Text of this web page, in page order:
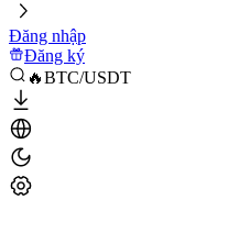
Đăng nhập
Đăng ký
🔥BTC/USDT